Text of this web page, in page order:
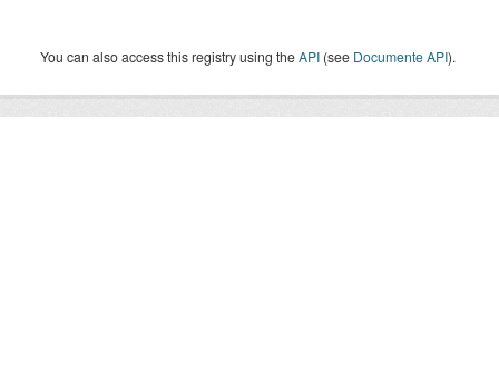
You can also access this registry using theAPI (see Documente API).